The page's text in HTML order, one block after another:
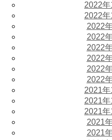
2022年
2022年
2022
2022
2022
2022
2022
2022
2021年
2021年
2021年
2021
2021